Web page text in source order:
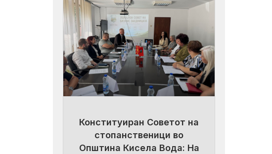
Конституиран Советот на
стопанственици во
Општина Кисела Вода: На